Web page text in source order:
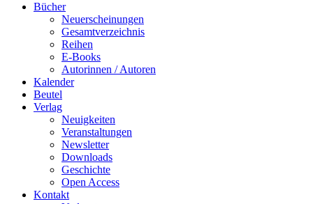
Bücher
Neuerscheinungen
Gesamtverzeichnis
Reihen
E-Books
Autorinnen / Autoren
Kalender
Beutel
Verlag
Neuigkeiten
Veranstaltungen
Newsletter
Downloads
Geschichte
Open Access
Kontakt